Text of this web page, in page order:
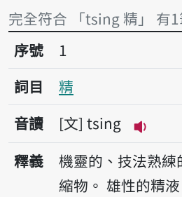
完全符合 「tsing 精」 有
序號1精
序號
1
詞目
精
音讀
文 tsing
播放
釋義 機靈的、技法熟練
縮物。 雄性的精液